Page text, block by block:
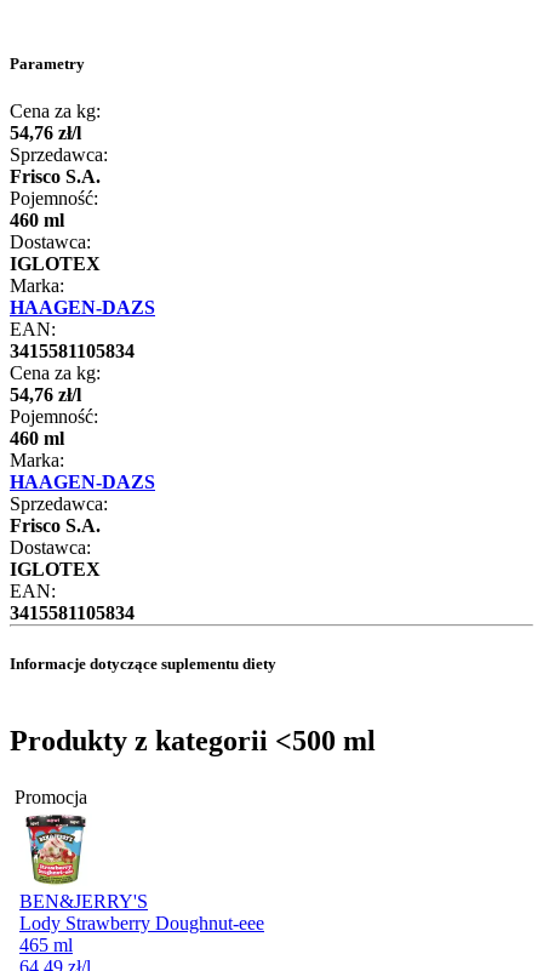
Parametry
Cena za kg:
54,76 zł/l
Sprzedawca:
Frisco S.A.
Pojemność:
460 ml
Dostawca:
IGLOTEX
Marka:
HAAGEN-DAZS
EAN:
3415581105834
Cena za kg:
54,76 zł/l
Pojemność:
460 ml
Marka:
HAAGEN-DAZS
Sprzedawca:
Frisco S.A.
Dostawca:
IGLOTEX
EAN:
3415581105834
Informacje dotyczące suplementu diety
Produkty z kategorii <500 ml
Promocja
BEN&JERRY'S
Lody Strawberry Doughnut-eee
465 ml
64,49 zł/l